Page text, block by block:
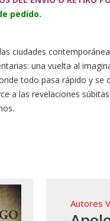
pedido.
ciudades
una vuelta al
todo pasa rápido y se
a las revelaciones
Autores